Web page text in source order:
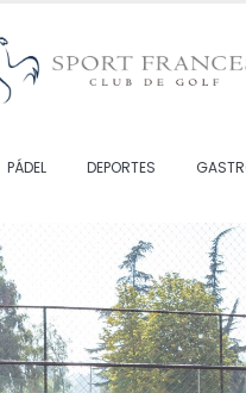
PÁDEL DEPORTES